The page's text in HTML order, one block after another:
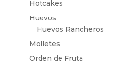
Hotcakes
Huevos
Huevos Rancheros
Molletes
Orden de Fruta